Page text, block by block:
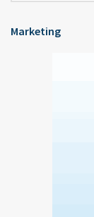
Marketing